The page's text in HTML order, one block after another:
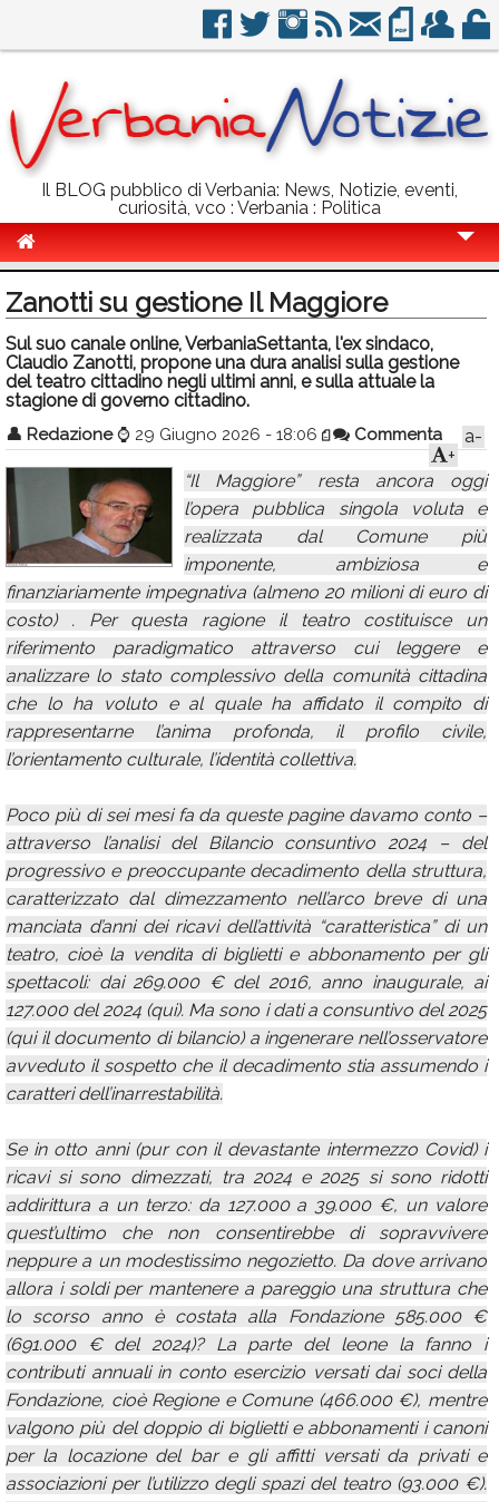
Il BLOG pubblico di Verbania: News, Notizie, eventi,
curiosità, vco : Verbania : Politica
Politica
Sport
Eventi
Info Utili
Rubriche
Calendario
Annunci
Zanotti su gestione Il Maggiore
Sul suo canale online, VerbaniaSettanta, l'ex sindaco,
Claudio Zanotti, propone una dura analisi sulla gestione
del teatro cittadino negli ultimi anni, e sulla attuale la
stagione di governo cittadino.
👤 Redazione ⌚ 29 Giugno 2026 - 18:06 Commenta
a-
+
“Il Maggiore” resta ancora oggi
l’opera pubblica singola voluta e
realizzata dal Comune più
imponente, ambiziosa e
finanziariamente impegnativa (almeno 20 milioni di euro di
costo) . Per questa ragione il teatro costituisce un
riferimento paradigmatico attraverso cui leggere e
analizzare lo stato complessivo della comunità cittadina
che lo ha voluto e al quale ha affidato il compito di
rappresentarne l’anima profonda, il profilo civile,
l’orientamento culturale, l’identità collettiva.
Poco più di sei mesi fa da queste pagine davamo conto –
attraverso l’analisi del Bilancio consuntivo 2024 – del
progressivo e preoccupante decadimento della struttura,
caratterizzato dal dimezzamento nell’arco breve di una
manciata d’anni dei ricavi dell’attività “caratteristica” di un
teatro, cioè la vendita di biglietti e abbonamento per gli
spettacoli: dai 269.000 € del 2016, anno inaugurale, ai
127.000 del 2024 (qui). Ma sono i dati a consuntivo del 2025
(qui il documento di bilancio) a ingenerare nell’osservatore
avveduto il sospetto che il decadimento stia assumendo i
caratteri dell’inarrestabilità.
Se in otto anni (pur con il devastante intermezzo Covid) i
ricavi si sono dimezzati, tra 2024 e 2025 si sono ridotti
addirittura a un terzo: da 127.000 a 39.000 €, un valore
quest’ultimo che non consentirebbe di sopravvivere
neppure a un modestissimo negozietto. Da dove arrivano
allora i soldi per mantenere a pareggio una struttura che
lo scorso anno è costata alla Fondazione 585.000 €
(691.000 € del 2024)? La parte del leone la fanno i
contributi annuali in conto esercizio versati dai soci della
Fondazione, cioè Regione e Comune (466.000 €), mentre
valgono più del doppio di biglietti e abbonamenti i canoni
per la locazione del bar e gli affitti versati da privati e
associazioni per l’utilizzo degli spazi del teatro (93.000 €).